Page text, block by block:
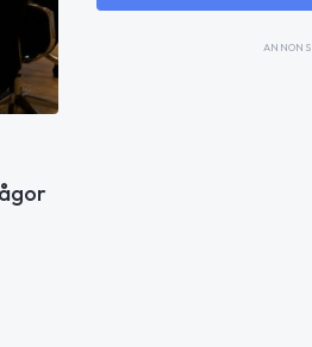
ANNONS